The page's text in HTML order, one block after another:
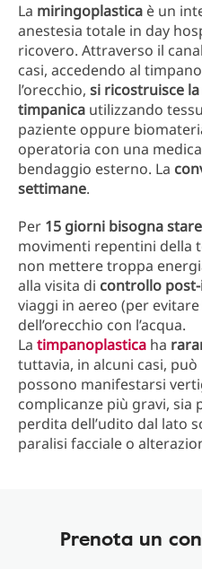
La miringoplastica è un
anestesia totale in day
ricovero. Attraverso il
casi, accedendo al
l’orecchio, si ricostruisce
timpanica utilizzando
paziente oppure
operatoria con una
bendaggio esterno. La
settimane.
Per 15 giorni bisogna
movimenti repentini della
non mettere troppa
alla visita di controllo
viaggi in aereo (per
dell’orecchio con l’acqua.
La timpanoplastica ha
tuttavia, in alcuni casi,
possono manifestarsi
complicanze più gravi, sia
perdita dell’udito dal lato
paralisi facciale o
Prenota un